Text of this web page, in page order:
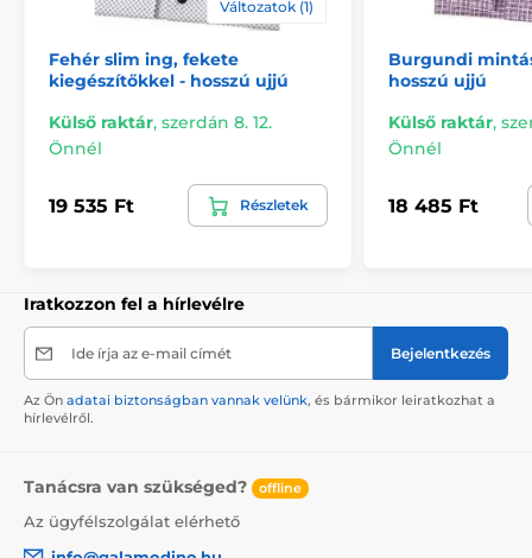
Változatok (1)
Fehér slim ing, fekete
kiegészítőkkel - hosszú ujjú
Külső raktár, szerdán 8. 12.
Önnél
19 535 Ft Részletek
Burgundi
hosszú ujjú
Külső raktár,
Önnél
18 485 Ft
Iratkozzon fel a hírlevélre
Ide írja az e-mail címét Bejelentkezés
Az Ön adatai biztonságban vannak velünk, és bármikor leiratkozhat a
hírlevélről.
Tanácsra van szükséged? offline
Az ügyfélszolgálat elérhető